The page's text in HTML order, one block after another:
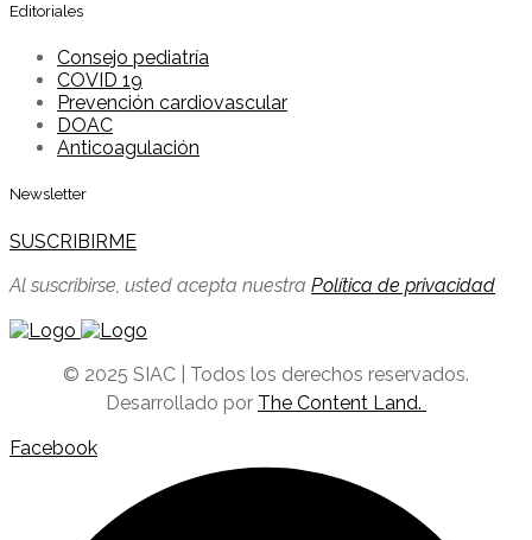
Editoriales
Consejo pediatría
COVID 19
Prevención cardiovascular
DOAC
Anticoagulación
Newsletter
SUSCRIBIRME
Al suscribirse, usted acepta nuestra Política de privacidad
© 2025 SIAC | Todos los derechos reservados.
Desarrollado por The Content Land.
Facebook